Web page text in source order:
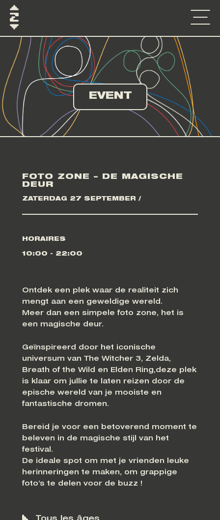
EVENT
FOTO ZONE – DE MAGISCHE
DEUR
ZATERDAG 27 SEPTEMBER /
HORAIRES
10:00 - 22:00
Ontdek een plek waar de realiteit zich
mengt aan een geweldige wereld.
Meer dan een simpele foto zone, het is
een magische deur.
Geïnspireerd door het iconische
universum van The Witcher 3, Zelda,
Breath of the Wild en Elden Ring,deze plek
is klaar om jullie te laten reizen door de
epische wereld van je mooiste en
fantastische dromen.
Bereid je voor een betoverend moment te
beleven in de magische stijl van het
festival.
De ideale spot om met je vrienden leuke
herinneringen te maken, om grappige
foto’s te delen voor de buzz !